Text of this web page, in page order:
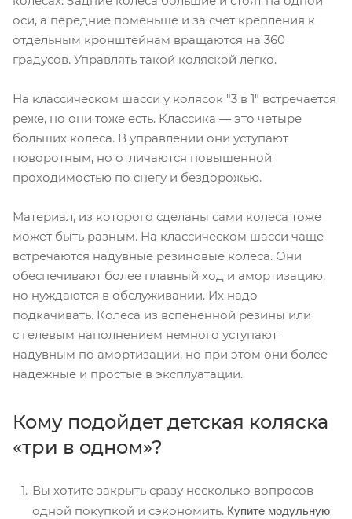
оси, а передние поменьше и за счет крепления к
отдельным кронштейнам вращаются на 360
градусов. Управлять такой коляской легко.
На классическом шасси у колясок "3 в 1" встречается
реже, но они тоже есть. Классика — это четыре
больших колеса. В управлении они уступают
поворотным, но отличаются повышенной
проходимостью по снегу и бездорожью.
Материал, из которого сделаны сами колеса тоже
может быть разным. На классическом шасси чаще
встречаются надувные резиновые колеса. Они
обеспечивают более плавный ход и амортизацию,
но нуждаются в обслуживании. Их надо
подкачивать. Колеса из вспененной резины или
с гелевым наполнением немного уступают
надувным по амортизации, но при этом они более
надежные и простые в эксплуатации.
Кому подойдет детская коляска
«три в одном»?
Вы хотите закрыть сразу несколько вопросов
одной покупкой и сэкономить. Купите модульную